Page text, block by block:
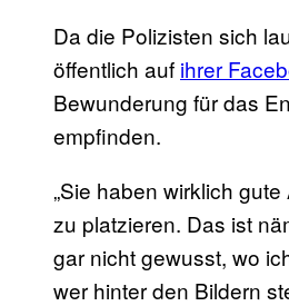
Da die Polizisten sich
öffentlich auf ihrer
Bewunderung für das
empfinden.
„Sie haben wirklich
zu platzieren. Das ist
gar nicht gewusst, wo
wer hinter den Bildern